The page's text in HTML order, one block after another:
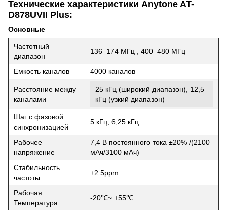
Технические характеристики Anytone AT-
D878UVII Plus:
Основные
Частотный
диапазон
136–174 МГц , 400–480 МГц
Емкость каналов 4000 каналов
Расстояние между
каналами
25 кГц (широкий диапазон), 12,5
кГц (узкий диапазон)
Шаг с фазовой
синхронизацией
5 кГц, 6,25 кГц
Рабочее
напряжение
7,4 В постоянного тока ±20% /(2100
мАч/3100 мАч)
Стабильность
частоты
±2.5ppm
Рабочая
Температура
-20℃~ +55℃